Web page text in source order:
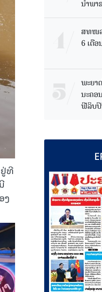
ຢູ່ທີ
ງ​
ນຳພາ
ສທໜ
6 ເດື
ພະຍາ
ນະຄອ
ຟີລິບ